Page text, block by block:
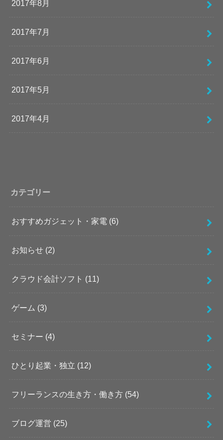
2017年8月
2017年7月
2017年6月
2017年5月
2017年4月
カテゴリー
おすすめガジェット・家電 (6)
お知らせ (2)
クラウド会計ソフト (11)
ゲーム (3)
セミナー (4)
ひとり起業・独立 (12)
フリーランスの生き方・働き方 (54)
ブログ運営 (25)